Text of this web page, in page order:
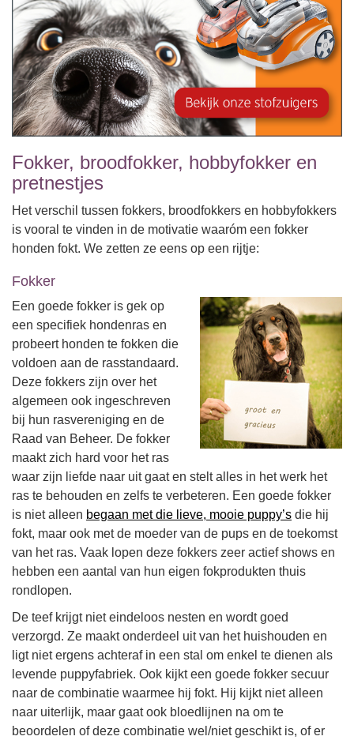
Fokker, broodfokker, hobbyfokker en
pretnestjes
Het verschil tussen fokkers, broodfokkers en hobbyfokkers
is vooral te vinden in de motivatie waaróm een fokker
honden fokt. We zetten ze eens op een rijtje:
Fokker
Een goede fokker is gek op
een specifiek hondenras en
probeert honden te fokken die
voldoen aan de rasstandaard.
Deze fokkers zijn over het
algemeen ook ingeschreven
bij hun rasvereniging en de
Raad van Beheer. De fokker
maakt zich hard voor het ras
waar zijn liefde naar uit gaat en stelt alles in het werk het
ras te behouden en zelfs te verbeteren. Een goede fokker
is niet alleen begaan met die lieve, mooie puppy’s die hij
fokt, maar ook met de moeder van de pups en de toekomst
van het ras. Vaak lopen deze fokkers zeer actief shows en
hebben een aantal van hun eigen fokprodukten thuis
rondlopen.
De teef krijgt niet eindeloos nesten en wordt goed
verzorgd. Ze maakt onderdeel uit van het huishouden en
ligt niet ergens achteraf in een stal om enkel te dienen als
levende puppyfabriek. Ook kijkt een goede fokker secuur
naar de combinatie waarmee hij fokt. Hij kijkt niet alleen
naar uiterlijk, maar gaat ook bloedlijnen na om te
beoordelen of deze combinatie wel/niet geschikt is, of er